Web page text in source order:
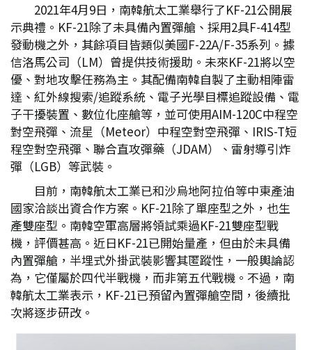
2021年4月9日，南韓航太工業舉行了KF-21公開展
示典禮。KF-21除了未具備內置彈艙、採用2具F-414型
發動機之外，其餘項目皆類似美國F-22A/F-35系列。據
信洛馬公司（LM）曾提供技術援助。未來KF-21將以空
優、對地攻擊任務為主。其配備南韓自製了主動相陣雷
達、紅外線搜索/追蹤系統、電子光學目標追蹤設備、電
子干擾裝置、數位化座艙等，並可使用AIM-120C中程空
對空飛彈、流星（Meteor）中程空對空飛彈、IRIS-T短
程空對空飛彈、聯合直攻彈藥（JDAM）、雷射導引炸
彈（LGB）等武裝。
目前，南韓航太工業已和沙烏地阿拉伯等中東產油
國家洽談出資合作方案。KF-21除了單座型之外，也生
產雙座型。南韓空軍高層將領試乘過KF-21雙座型戰
機，評價甚高。近日KF-21已開始量產，但由於未具備
內置彈艙，半埋式外掛武裝影響其匿蹤性，一般輿論認
為，它僅屬於四代半戰機，而非第五代戰機。不過，南
韓航太工業表示，KF-21已預留內置彈艙空間，後續批
次將逐步研改。